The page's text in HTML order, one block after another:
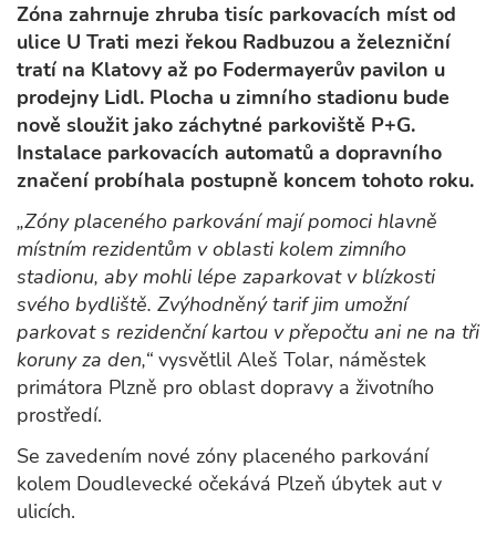
Zóna zahrnuje zhruba tisíc parkovacích míst od
ulice U Trati mezi řekou Radbuzou a železniční
tratí na Klatovy až po Fodermayerův pavilon u
prodejny Lidl. Plocha u zimního stadionu bude
nově sloužit jako záchytné parkoviště P+G.
Instalace parkovacích automatů a dopravního
značení probíhala postupně koncem tohoto roku.
„Zóny placeného parkování mají pomoci hlavně
místním rezidentům v oblasti kolem zimního
stadionu, aby mohli lépe zaparkovat v blízkosti
svého bydliště. Zvýhodněný tarif jim umožní
parkovat s rezidenční kartou v přepočtu ani ne na tři
koruny za den,“ vysvětlil Aleš Tolar, náměstek
primátora Plzně pro oblast dopravy a životního
prostředí.
Se zavedením nové zóny placeného parkování
kolem Doudlevecké očekává Plzeň úbytek aut v
ulicích.